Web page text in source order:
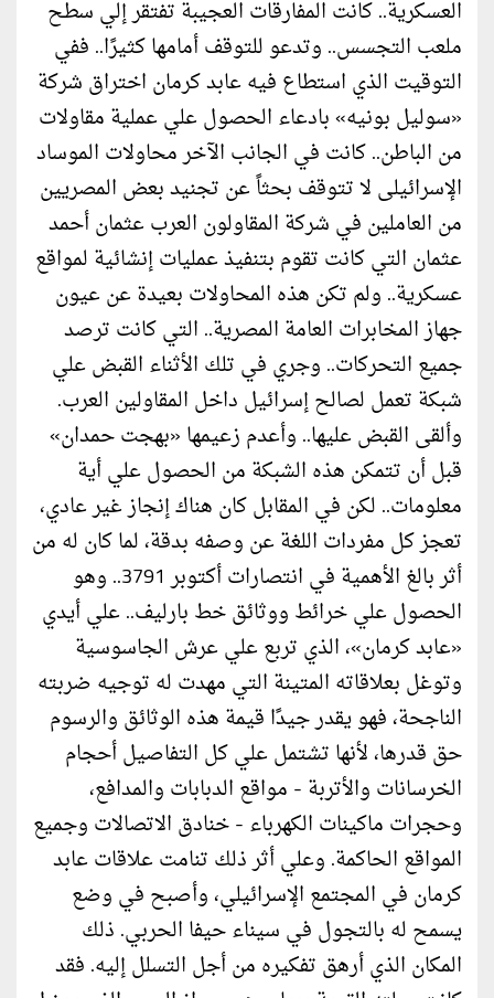
العسكرية.. كانت المفارقات العجيبة تفتقر إلي سطح
ملعب التجسس.. وتدعو للتوقف أمامها كثيرًا.. ففي
التوقيت الذي استطاع فيه عابد كرمان اختراق شركة
«سوليل بونيه» بادعاء الحصول علي عملية مقاولات
من الباطن.. كانت في الجانب الآخر محاولات الموساد
الإسرائيلى لا تتوقف بحثاً عن تجنيد بعض المصريين
من العاملين في شركة المقاولون العرب عثمان أحمد
عثمان التي كانت تقوم بتنفيذ عمليات إنشائية لمواقع
عسكرية.. ولم تكن هذه المحاولات بعيدة عن عيون
جهاز المخابرات العامة المصرية.. التي كانت ترصد
جميع التحركات.. وجري في تلك الأثناء القبض علي
شبكة تعمل لصالح إسرائيل داخل المقاولين العرب.
وألقى القبض عليها.. وأعدم زعيمها «بهجت حمدان»
قبل أن تتمكن هذه الشبكة من الحصول علي أية
معلومات.. لكن في المقابل كان هناك إنجاز غير عادي،
تعجز كل مفردات اللغة عن وصفه بدقة، لما كان له من
أثر بالغ الأهمية في انتصارات أكتوبر 3791.. وهو
الحصول علي خرائط ووثائق خط بارليف.. علي أيدي
«عابد كرمان»، الذي تربع علي عرش الجاسوسية
وتوغل بعلاقاته المتينة التي مهدت له توجيه ضربته
الناجحة، فهو يقدر جيدًا قيمة هذه الوثائق والرسوم
حق قدرها، لأنها تشتمل علي كل التفاصيل أحجام
الخرسانات والأتربة - مواقع الدبابات والمدافع،
وحجرات ماكينات الكهرباء - خنادق الاتصالات وجميع
المواقع الحاكمة. وعلي أثر ذلك تنامت علاقات عابد
كرمان في المجتمع الإسرائيلي، وأصبح في وضع
يسمح له بالتجول في سيناء حيفا الحربي. ذلك
المكان الذي أرهق تفكيره من أجل التسلل إليه. فقد